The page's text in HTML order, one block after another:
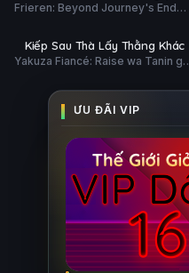
2)
Frieren: Beyond Journey's End
HD
tất (12/12)
Kiếp Sau Thà Lấy Thằng Khác
Yakuza Fiancé: Raise wa Tanin ga